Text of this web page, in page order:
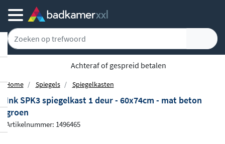
5779 klanten geven ons een 9.1
Home Spiegels Spiegelkasten
Ink SPK3 spiegelkast 1 deur - 60x74cm - mat beton
groen
Artikelnummer: 1496465